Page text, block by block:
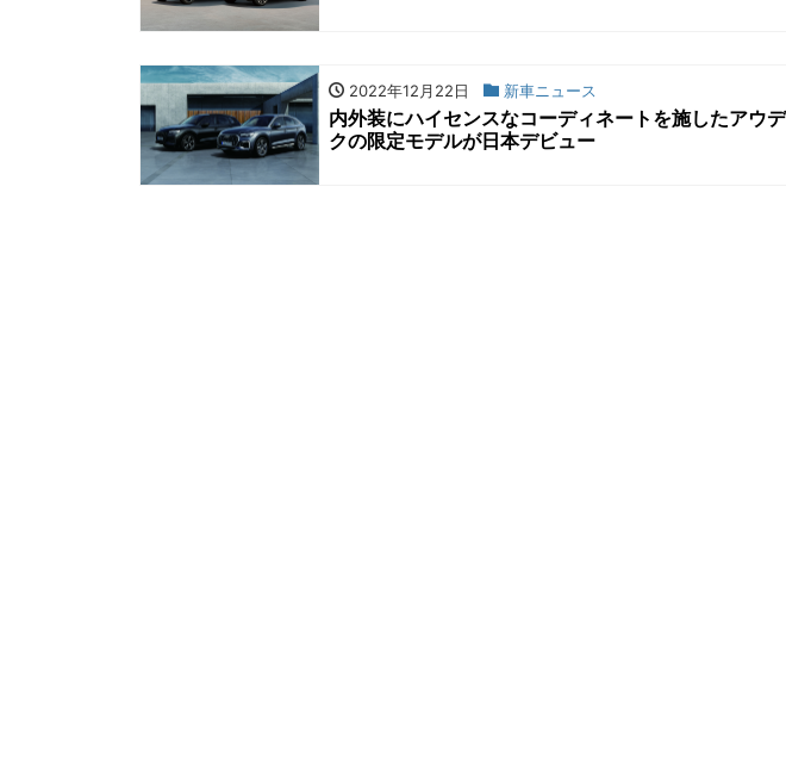
2022年12月22日 新車ニュース
内外装にハイセンスなコーディネートを施したアウ
クの限定モデルが日本デビュー